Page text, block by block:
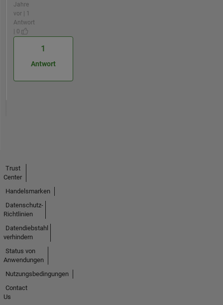
Jahre
vor | 1
Antwort
| 0
1
Antwort
Trust
Center
Handelsmarken
Datenschutz-
Richtlinien
Datendiebstahl
verhindern
Status von
Anwendungen
Nutzungsbedingungen
Contact
Us